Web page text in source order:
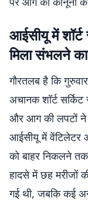
आईसीयू में
मिला संभलने का
गौरतलब है कि
अचानक शॉर्ट
और आग की लपटों ने
आईसीयू में वेंटिलेटर
को बाहर निकलने
हादसे में छह मरीजों
गई थी, जबकि कई